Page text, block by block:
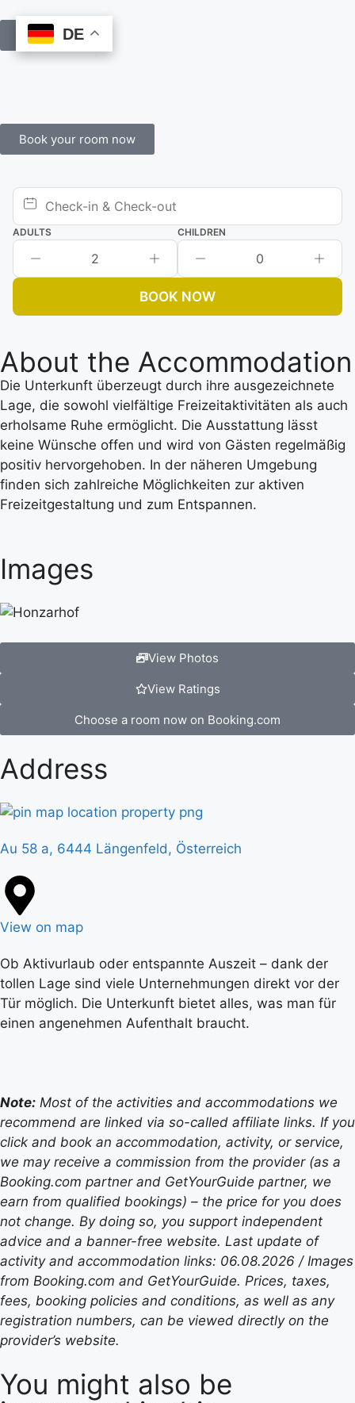
Book Online
Book your room now
ADULTS
2
CHILDREN
0
BOOK NOW
About the Accommodation
Die Unterkunft überzeugt durch ihre ausgezeichnete
Lage, die sowohl vielfältige Freizeitaktivitäten als auch
erholsame Ruhe ermöglicht. Die Ausstattung lässt
keine Wünsche offen und wird von Gästen regelmäßig
positiv hervorgehoben. In der näheren Umgebung
finden sich zahlreiche Möglichkeiten zur aktiven
Freizeitgestaltung und zum Entspannen.
Images
View Photos
View Ratings
Choose a room now on Booking.com
Address
Au 58 a, 6444 Längenfeld, Österreich
View on map
Ob Aktivurlaub oder entspannte Auszeit – dank der
tollen Lage sind viele Unternehmungen direkt vor der
Tür möglich. Die Unterkunft bietet alles, was man für
einen angenehmen Aufenthalt braucht.
Note: Most of the activities and accommodations we
recommend are linked via so-called affiliate links. If you
click and book an accommodation, activity, or service,
we may receive a commission from the provider (as a
Booking.com partner and GetYourGuide partner, we
earn from qualified bookings) – the price for you does
not change. By doing so, you support independent
advice and a banner-free website. Last update of
activity and accommodation links: 06.08.2026 / Images
from Booking.com and GetYourGuide. Prices, taxes,
fees, booking policies and conditions, as well as any
registration numbers, can be viewed directly on the
provider’s website.
You might also be
DE
DE